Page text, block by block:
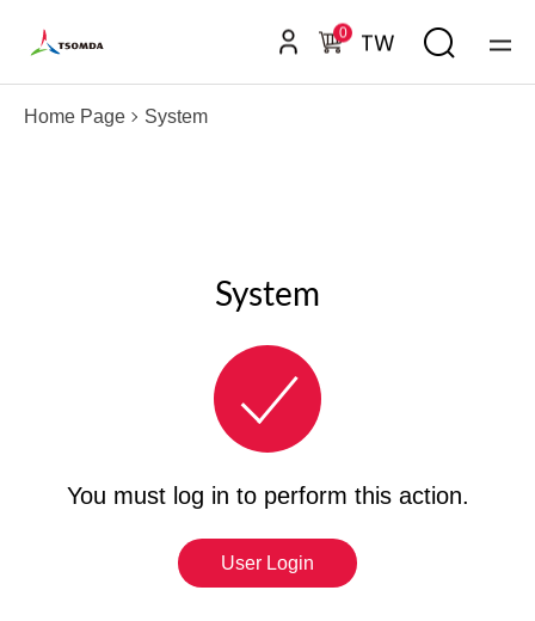
0 TW
Home Page System
System
You must log in to perform this action.
User Login